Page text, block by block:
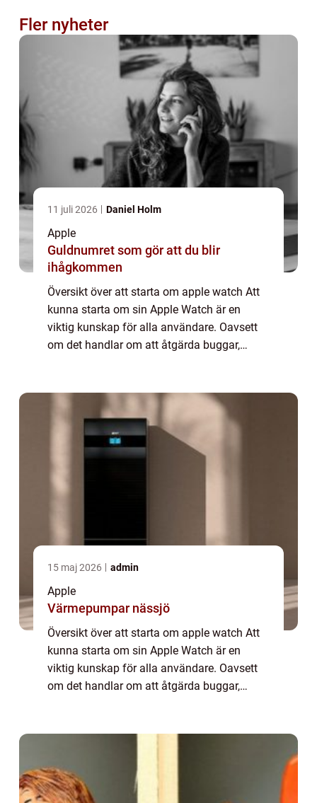
Fler nyheter
11 juli 2026 Daniel Holm
Apple
Guldnumret som gör att du blir
ihågkommen
Översikt över att starta om apple watch Att
kunna starta om sin Apple Watch är en
viktig kunskap för alla användare. Oavsett
om det handlar om att åtgärda buggar,
15 maj 2026 admin
Apple
Värmepumpar nässjö
Översikt över att starta om apple watch Att
kunna starta om sin Apple Watch är en
viktig kunskap för alla användare. Oavsett
om det handlar om att åtgärda buggar,